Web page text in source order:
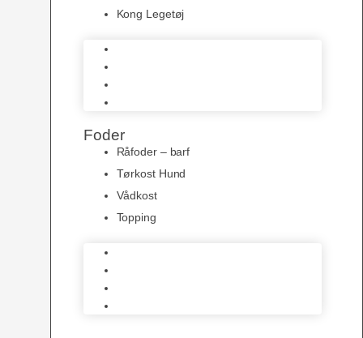
Kong Legetøj
Foder
Råfoder – barf
Tørkost Hund
Vådkost
Topping